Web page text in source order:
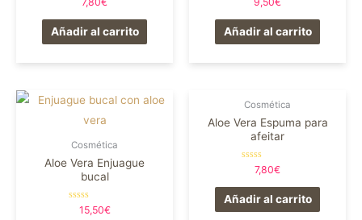
0
de
5
Añadir al carrito
0
de
5
Añadir al carrito
Cosmética
Aloe Vera Enjuague
bucal
Valorado
15,50€
Cosmética
Aloe Vera Espuma para
afeitar
Valorado
0
de
5
7,80€
Añadir al carrito